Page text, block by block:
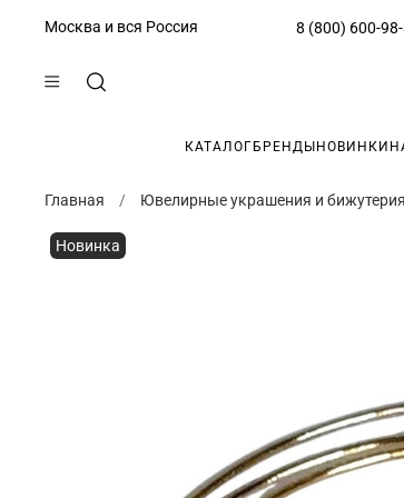
Москва и вся Россия 8 (800) 600-
КАТАЛОГ БРЕНДЫ НОВИНКИ
Главная Ювелирные украшения и бижутерия
Новинка